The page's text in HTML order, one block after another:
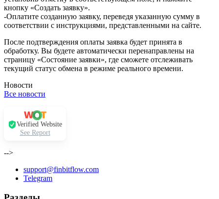
кнопку «Создать заявку».
-Оплатите созданную заявку, переведя указанную сумму в
соответствии с инструкциями, представленными на сайте.
После подтверждения оплаты заявка будет принята в
обработку. Вы будете автоматически перенаправлены на
страницу «Состояние заявки», где сможете отслеживать
текущий статус обмена в режиме реального времени.
Новости
Все новости
Verified Website
See Report
-->
support@finbitflow.com
Telegram